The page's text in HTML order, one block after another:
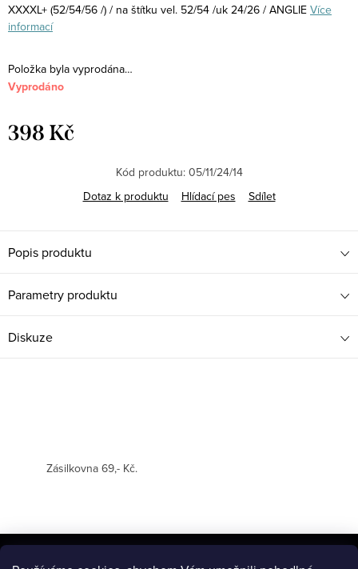
XXXXL+ (52/54/56 /) / na štítku vel. 52/54 /uk 24/26 / ANGLIE Více
informací
Položka byla vyprodána…
Vyprodáno
398 Kč
Kód produktu: 05/11/24/14
Dotaz k produktu
Hlídací pes Sdílet
Popis produktu
Parametry produktu
Diskuze
Zásilkovna 69,- Kč.
Z